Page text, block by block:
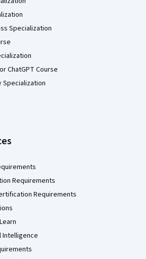
Specialization
ChatGPT Course
Specialization
Requirements
Requirements
Intelligence